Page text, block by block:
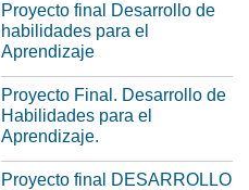
Proyecto final Desarrollo de
habilidades para el
Aprendizaje
Proyecto Final. Desarrollo de
Habilidades para el
Aprendizaje.
Proyecto final DESARROLLO